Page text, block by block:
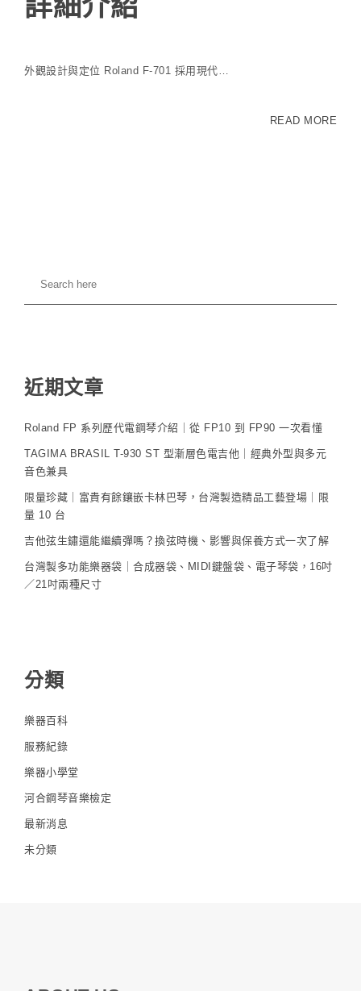
外觀設計與定位 Roland F-701 採用現代…
READ MORE
近期文章
Roland FP 系列歷代電鋼琴介紹｜從 FP10 到 FP90 一次看懂
TAGIMA BRASIL T-930 ST 型漸層色電吉他｜經典外型與多元
音色兼具
限量珍藏｜富貴有餘鑲嵌卡林巴琴，台灣製造精品工藝登場｜限
量 10 台
吉他弦生鏽還能繼續彈嗎？換弦時機、影響與保養方式一次了解
台灣製多功能樂器袋｜合成器袋、MIDI鍵盤袋、電子琴袋，16吋
／21吋兩種尺寸
分類
樂器百科
服務紀錄
樂器小學堂
河合鋼琴音樂檢定
最新消息
未分類